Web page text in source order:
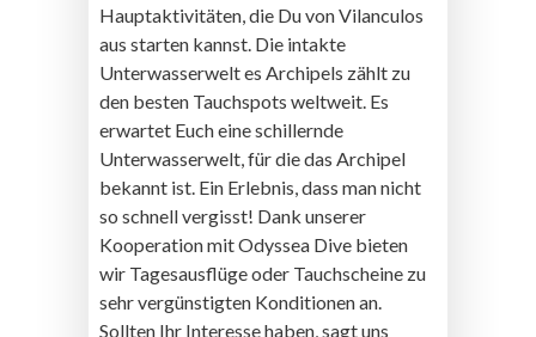
Hauptaktivitäten, die Du von Vilanculos
aus starten kannst. Die intakte
Unterwasserwelt es Archipels zählt zu
den besten Tauchspots weltweit. Es
erwartet Euch eine schillernde
Unterwasserwelt, für die das Archipel
bekannt ist. Ein Erlebnis, dass man nicht
so schnell vergisst! Dank unserer
Kooperation mit Odyssea Dive bieten
wir Tagesausflüge oder Tauchscheine zu
sehr vergünstigten Konditionen an.
Sollten Ihr Interesse haben, sagt uns